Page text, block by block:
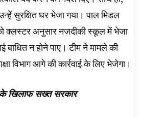
सुरक्षित घर भेजा गया। पाल मिडल
क्लस्टर अनुसार नजदीकी स्कूल में भेजा
बाधित न होने पाए। टीम ने मामले की
विभाग आगे की कार्रवाई के लिए भेजेगा।
के खिलाफ सख्त सरकार